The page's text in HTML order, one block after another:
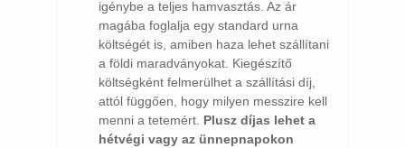
igénybe a teljes hamvasztás. Az ár
magába foglalja egy standard urna
költségét is, amiben haza lehet szállítani
a földi maradványokat. Kiegészítő
költségként felmerülhet a szállítási díj,
attól függően, hogy milyen messzire kell
menni a tetemért. Plusz díjas lehet a
hétvégi vagy az ünnepnapokon